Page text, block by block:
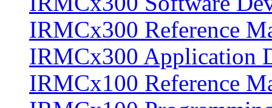
IRMCx300 Reference
IRMCx300 Application
IRMCx100 Reference